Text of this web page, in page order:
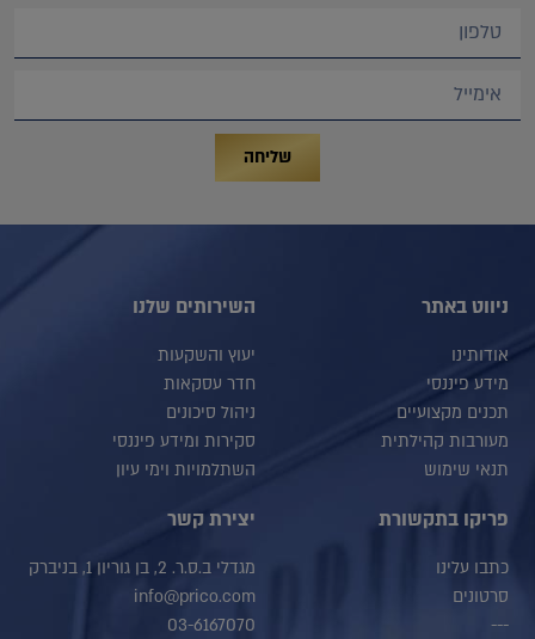
שליחה
ניווט באתר
אודותינו
מידע פיננסי
תכנים מקצועיים
מעורבות קהילתית
תנאי שימוש
השירותים שלנו
יעוץ והשקעות
חדר עסקאות
ניהול סיכונים
סקירות ומידע פיננסי
השתלמויות וימי עיון
פריקו בתקשורת
כתבו עלינו
סרטונים
---
יצירת קשר
מגדלי ב.ס.ר. 2, בן גוריון 1, בניברק
info@prico.com
03-6167070